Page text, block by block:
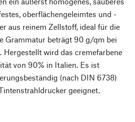
oberflächen­geleimtes und
aus reinem Zellstoff, ideal für die
Grammatur beträgt 90 g/qm bei
Hergestellt wird das cremefarbene
von 90% in Italien. Es ist
(nach DIN 6738)
­geeignet.